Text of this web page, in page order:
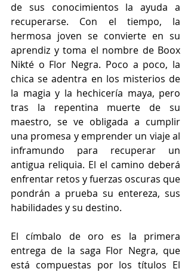
de sus conocimientos la ayuda a
recuperarse. Con el tiempo, la
hermosa joven se convierte en su
aprendiz y toma el nombre de Boox
Nikté o Flor Negra. Poco a poco, la
chica se adentra en los misterios de
la magia y la hechicería maya, pero
tras la repentina muerte de su
maestro, se ve obligada a cumplir
una promesa y emprender un viaje al
inframundo para recuperar un
antigua reliquia. El el camino deberá
enfrentar retos y fuerzas oscuras que
pondrán a prueba su entereza, sus
habilidades y su destino.
El címbalo de oro es la primera
entrega de la saga Flor Negra, que
está compuestas por los títulos El